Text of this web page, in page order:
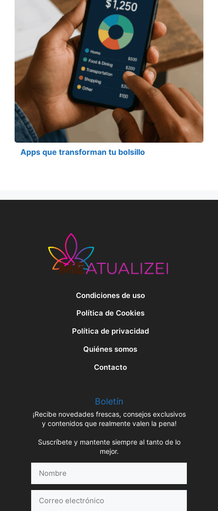
Apps que transforman tu bolsillo
Condiciones de uso
Política de Cookies
Política de privacidad
Quiénes somos
Contacto
Boletín
¡Recibe novedades frescas, consejos exclusivos
y contenidos que realmente valen la pena!
Suscríbete y mantente siempre al tanto de lo
mejor.
electrónico